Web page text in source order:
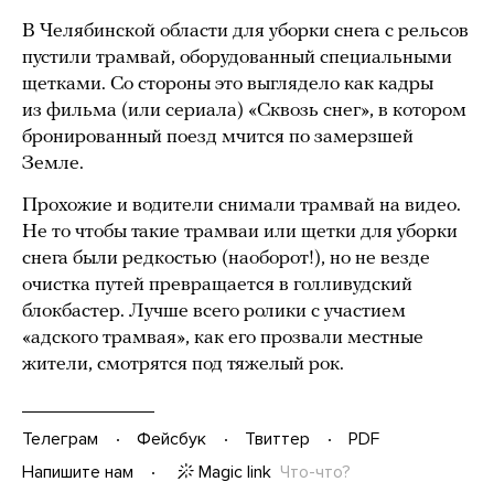
В Челябинской области для уборки снега с рельсов
пустили трамвай, оборудованный специальными
щетками. Со стороны это выглядело как кадры
из фильма (или сериала) «Сквозь снег», в котором
бронированный поезд мчится по замерзшей
Земле.
Прохожие и водители снимали трамвай на видео.
Не то чтобы такие трамваи или щетки для уборки
снега были редкостью (наоборот!), но не везде
очистка путей превращается в голливудский
блокбастер. Лучше всего ролики с участием
«адского трамвая», как его прозвали местные
жители, смотрятся под тяжелый рок.
Телеграм Фейсбук Твиттер
PDF
Напишите нам
Magic link Что-что?